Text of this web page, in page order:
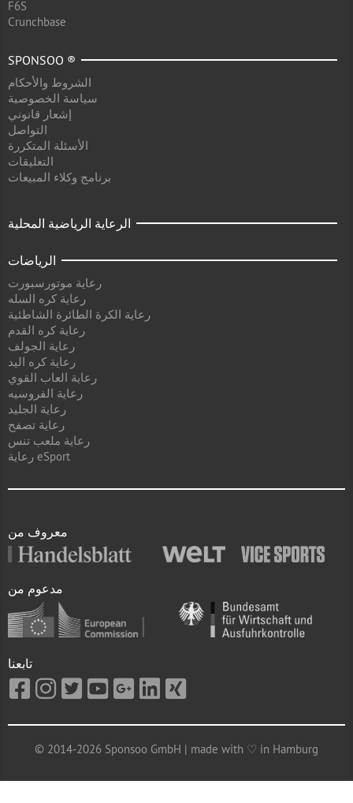
F6S
Crunchbase
SPONSOO ®
الشروط والأحكام
سياسة الخصوصية
إشعار قانوني
التواصل
الأسئلة المتكررة
التعليقات
برنامج وكلاء المبيعات
الرعاية الرياضية المحلية
الرياضات
رعاية موتورسبورت
رعاية كره السله
رعاية الكرة الطائرة الشاطئية
رعاية كره القدم
رعاية الجولف
رعاية كره اليد
رعاية العاب القوي
رعاية الفروسيه
رعاية الجليد
رعاية تصفح
رعاية ملعب تنس
رعاية eSport
معروف من
مدعوم من
تابعنا
© 2014-2026 Sponsoo GmbH | made with ♡ in Hamburg